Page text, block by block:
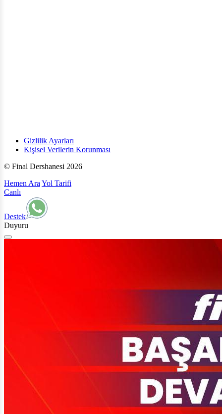
Gizlilik Ayarları
Kişisel Verilerin Korunması
© Final Dershanesi 2026
Hemen Ara Yol Tarifi
Canlı
Destek
Duyuru